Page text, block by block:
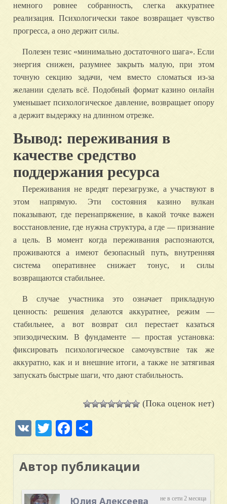
немного ровнее собранность, слегка аккуратнее
реализация. Психологически такое возвращает чувство
прогресса, а оно держит силы.
Полезен тезис «минимально достаточного шага». Если
энергия снижен, разумнее закрыть малую, при этом
точную секцию задачи, чем вместо сломаться из-за
желании сделать всё. Подобный формат казино онлайн
уменьшает психологическое давление, возвращает опору
а держит выдержку на длинном отрезке.
Вывод: переживания в
качестве средство
поддержания ресурса
Переживания не вредят перезагрузке, а участвуют в
этом напрямую. Эти состояния казино вулкан
показывают, где перенапряжение, в какой точке важен
восстановление, где нужна структура, а где — признание
а цель. В момент когда переживания распознаются,
проживаются а имеют безопасный путь, внутренняя
система оперативнее снижает тонус, и силы
возвращаются стабильнее.
В случае участника это означает прикладную
ценность: решения делаются аккуратнее, режим —
стабильнее, а вот возврат сил перестает казаться
эпизодическим. В фундаменте — простая установка:
фиксировать психологическое самочувствие так же
аккуратно, как и и внешние итоги, а также не затягивая
запускать быстрые шаги, что дают стабильность.
(Пока оценок нет)
VK TwitterFacebook
Автор публикации
не в сети 2 месяца
Юлия Алексеева